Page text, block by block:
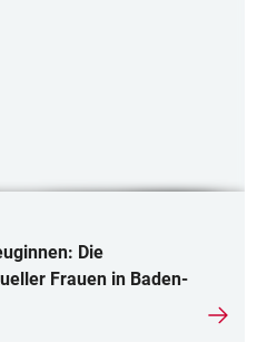
Die
Frauen in Baden-